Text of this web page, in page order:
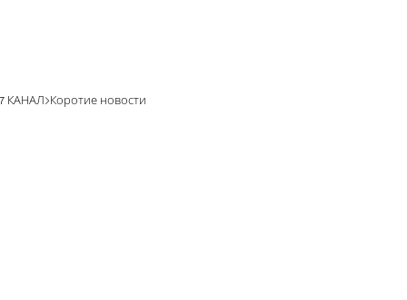
7 КАНАЛ Коротие новости